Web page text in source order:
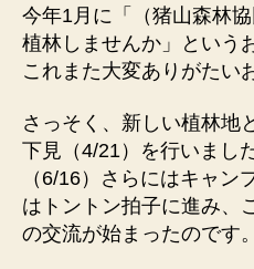
今年1月に「（猪山森林
植林しませんか」という
これまた大変ありがたい
さっそく、新しい植林地
下見（4/21）を行いまし
（6/16）さらにはキャン
はトントン拍子に進み、
の交流が始まったのです。